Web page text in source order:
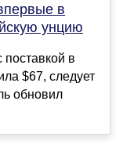
в
унцию
в
$67, следует
обновил